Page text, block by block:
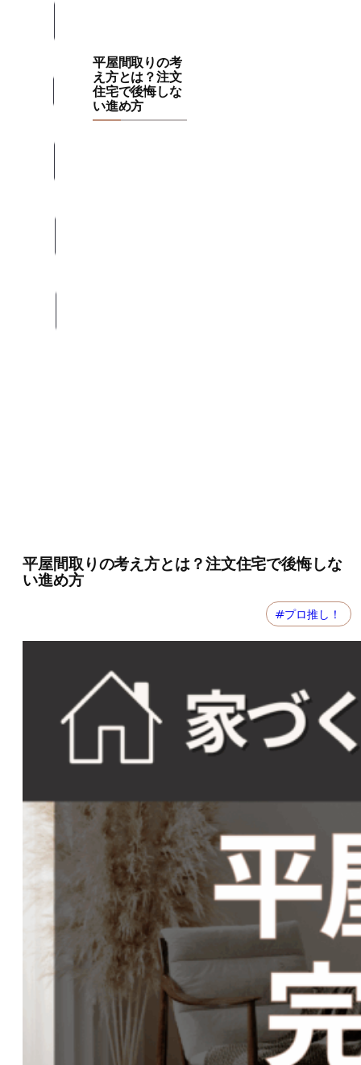
平屋間取りの考
え方とは？注文
住宅で後悔しな
い進め方
平屋間取りの考え方とは？注文住宅で後悔しな
い進め方
#プロ推し！